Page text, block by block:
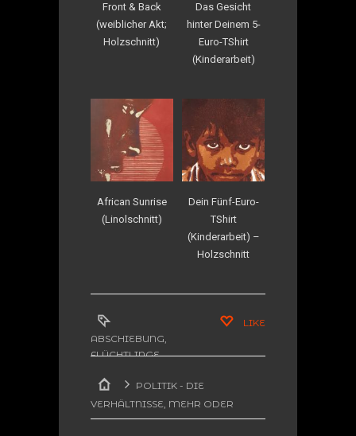
Front & Back
(weiblicher Akt;
Holzschnitt)
Das Gesicht
hinter Deinem 5-
Euro-TShirt
(Kinderarbeit)
African Sunrise
(Linolschnitt)
Dein Fünf-Euro-
TShirt
(Kinderarbeit) –
Holzschnitt
ABSCHIEBUNG,
FLÜCHTLINGE,
HOLZSCHNITT
LIKE
POLITIK - DIE
VERHÄLTNISSE, MEHR ODER